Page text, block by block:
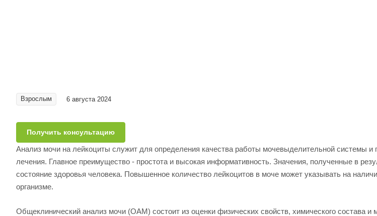
Взрослым 6 августа 2024
Получить консультацию
Анализ мочи на лейкоциты служит для определения качества работы мочевыделительной системы и
лечения. Главное преимущество - простота и высокая информативность. Значения, полученные в
состояние здоровья человека. Повышенное количество лейкоцитов в моче может указывать на
организме.
Общеклинический анализ мочи (ОАМ) состоит из оценки физических свойств, химического состава и